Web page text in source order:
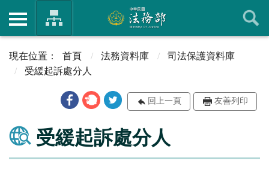
首頁 法務資料庫
司法保護資料庫
受緩起訴處分人
回上一頁 友善列印
受緩起訴處分人